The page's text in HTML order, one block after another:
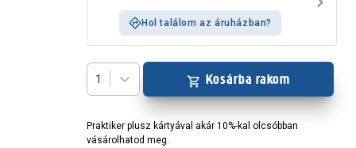
Hol találom az áruházban?
1 Kosárba rakom
Praktiker plusz kártyával akár 10%-kal olcsóbban
vásárolhatod meg.